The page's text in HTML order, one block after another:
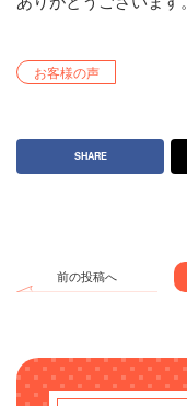
お客様の声
SHARE
前の投稿へ